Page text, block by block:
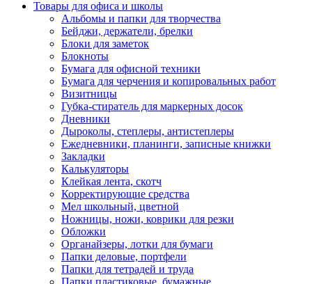
Товары для офиса и школы
Альбомы и папки для творчества
Бейджи, держатели, брелки
Блоки для заметок
Блокноты
Бумага для офисной техники
Бумага для черчения и копировальных работ
Визитницы
Губка-стиратель для маркерных досок
Дневники
Дыроколы, степлеры, антистеплеры
Ежедневники, планинги, записные книжки
Закладки
Калькуляторы
Клейкая лента, скотч
Корректирующие средства
Мел школьный, цветной
Ножницы, ножи, коврики для резки
Обложки
Органайзеры, лотки для бумаги
Папки деловые, портфели
Папки для тетрадей и труда
Папки пластиковые, бумажные